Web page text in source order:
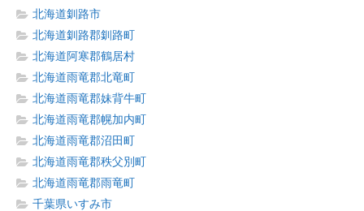
北海道釧路市
北海道釧路郡釧路町
北海道阿寒郡鶴居村
北海道雨竜郡北竜町
北海道雨竜郡妹背牛町
北海道雨竜郡幌加内町
北海道雨竜郡沼田町
北海道雨竜郡秩父別町
北海道雨竜郡雨竜町
千葉県いすみ市